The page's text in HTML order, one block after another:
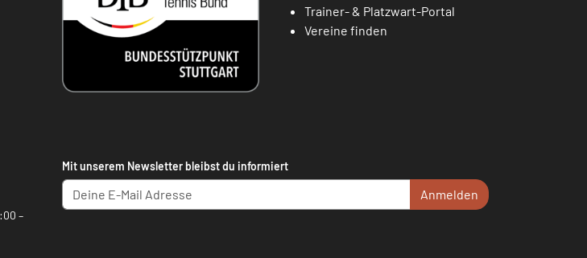
Trainer- & Platzwart-Portal
Vereine finden
–
Mit unserem Newsletter bleibst du informiert
Anmelden